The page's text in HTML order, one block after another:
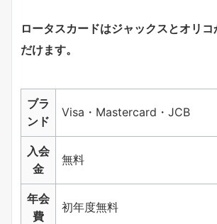
ロータスカードはジャックスとオリ
だけます。
ブラ
ンド
Visa・Mastercard・JCB
入会
金
無料
年会
費
初年度無料